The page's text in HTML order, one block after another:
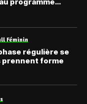
Féminin
régulière se
prennent forme